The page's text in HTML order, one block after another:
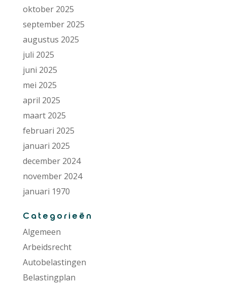
oktober 2025
september 2025
augustus 2025
juli 2025
juni 2025
mei 2025
april 2025
maart 2025
februari 2025
januari 2025
december 2024
november 2024
januari 1970
Categorieën
Algemeen
Arbeidsrecht
Autobelastingen
Belastingplan